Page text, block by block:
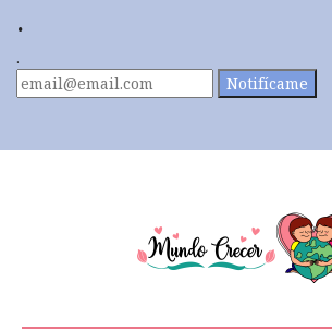
.
.
Notifícame